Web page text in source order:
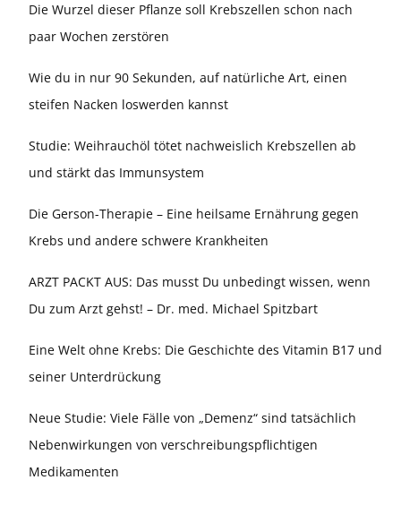
Die Wurzel dieser Pflanze soll Krebszellen schon nach
paar Wochen zerstören
Wie du in nur 90 Sekunden, auf natürliche Art, einen
steifen Nacken loswerden kannst
Studie: Weihrauchöl tötet nachweislich Krebszellen ab
und stärkt das Immunsystem
Die Gerson-Therapie – Eine heilsame Ernährung gegen
Krebs und andere schwere Krankheiten
ARZT PACKT AUS: Das musst Du unbedingt wissen, wenn
Du zum Arzt gehst! – Dr. med. Michael Spitzbart
Eine Welt ohne Krebs: Die Geschichte des Vitamin B17 und
seiner Unterdrückung
Neue Studie: Viele Fälle von „Demenz“ sind tatsächlich
Nebenwirkungen von verschreibungspflichtigen
Medikamenten